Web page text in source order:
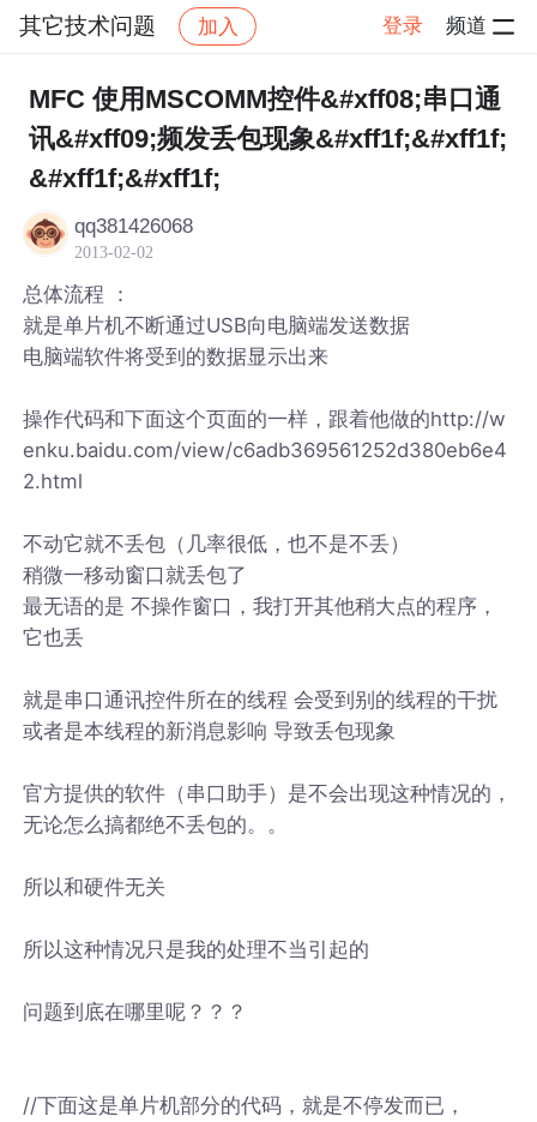
其它技术问题 加入 登录 频道
社区 其它技术问题 帖子详情
MFC 使用MSCOMM控件&#xff08;串口通
讯&#xff09;频发丢包现象&#xff1f;&#xff1f;
&#xff1f;&#xff1f;
qq381426068
2013-02-02
总体流程 ：
就是单片机不断通过USB向电脑端发送数据
电脑端软件将受到的数据显示出来
操作代码和下面这个页面的一样，跟着他做的http://w
enku.baidu.com/view/c6adb369561252d380eb6e4
2.html
不动它就不丢包（几率很低，也不是不丢）
稍微一移动窗口就丢包了
最无语的是 不操作窗口，我打开其他稍大点的程序，
它也丢
就是串口通讯控件所在的线程 会受到别的线程的干扰
或者是本线程的新消息影响 导致丢包现象
官方提供的软件（串口助手）是不会出现这种情况的，
无论怎么搞都绝不丢包的。。
所以和硬件无关
所以这种情况只是我的处理不当引起的
问题到底在哪里呢？？？
//下面这是单片机部分的代码，就是不停发而已，